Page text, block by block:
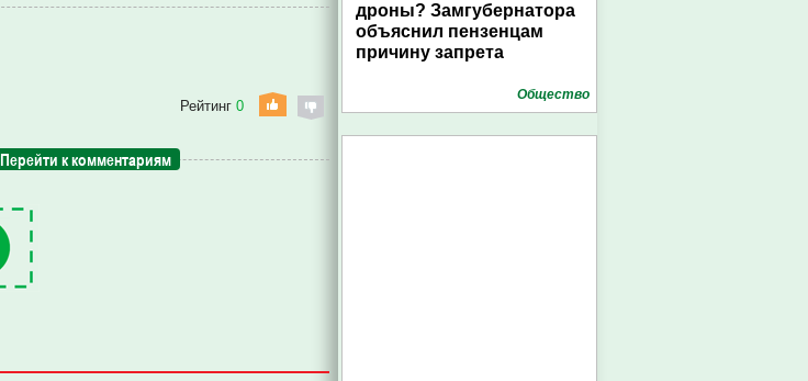
Рейтинг 0
Перейти к комментариям
дроны? Замгубернатора
объяснил пензенцам
причину запрета
Общество